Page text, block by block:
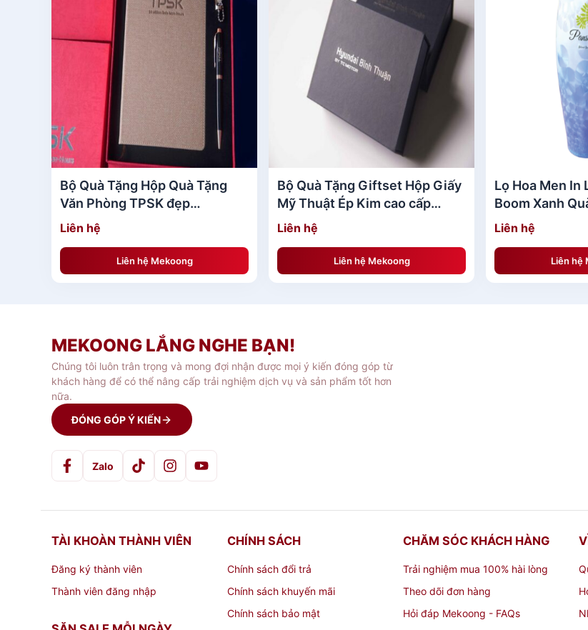
Bộ Quà Tặng Hộp Quà Tặng
Văn Phòng TPSK đẹp
MKBQT02
Liên hệ
Liên hệ Mekoong
Bộ Quà Tặng Giftset Hộp Giấy
Mỹ Thuật Ép Kim cao cấp
MKBQT40
Liên hệ
Liên hệ Mekoong
Lọ Hoa Men In
Boom Xanh
MKQTA09
Liên hệ
Liên hệ
MEKOONG LẮNG NGHE BẠN!
Chúng tôi luôn trân trọng và mong đợi nhận được mọi ý kiến đóng góp từ
khách hàng để có thể nâng cấp trải nghiệm dịch vụ và sản phẩm tốt hơn
nữa.
ĐÓNG GÓP Ý KIẾN
Zalo
TÀI KHOÀN THÀNH VIÊN
Đăng ký thành viên
Thành viên đăng nhập
CHÍNH SÁCH
Chính sách đổi trả
Chính sách khuyến mãi
Chính sách bảo mật
CHĂM SÓC KHÁCH HÀNG
Trải nghiệm mua 100% hài lòng
Theo dõi đơn hàng
Hỏi đáp Mekoong - FAQs